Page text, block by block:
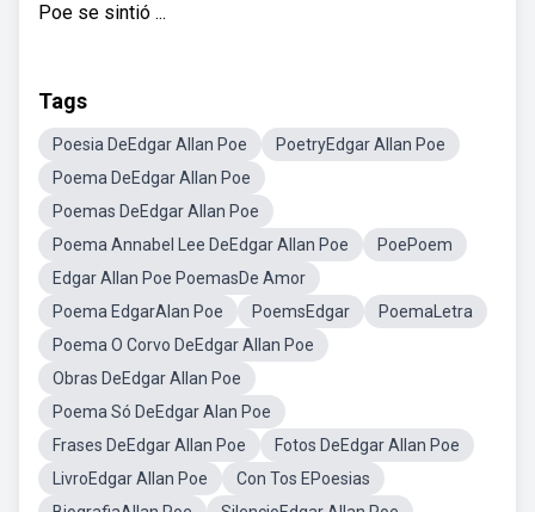
Poe se sintió ...
Tags
Poesia DeEdgar Allan Poe
PoetryEdgar Allan Poe
Poema DeEdgar Allan Poe
Poemas DeEdgar Allan Poe
Poema Annabel Lee DeEdgar Allan Poe
PoePoem
Edgar Allan Poe PoemasDe Amor
Poema EdgarAlan Poe
PoemsEdgar
PoemaLetra
Poema O Corvo DeEdgar Allan Poe
Obras DeEdgar Allan Poe
Poema Só DeEdgar Alan Poe
Frases DeEdgar Allan Poe
Fotos DeEdgar Allan Poe
LivroEdgar Allan Poe
Con Tos EPoesias